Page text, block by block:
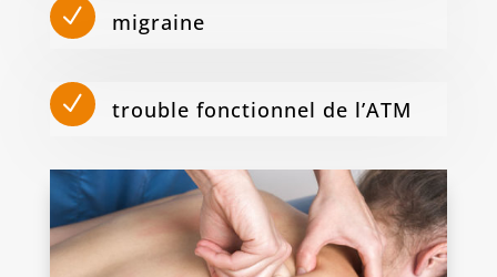
N migraine
N trouble fonctionnel de l’ATM